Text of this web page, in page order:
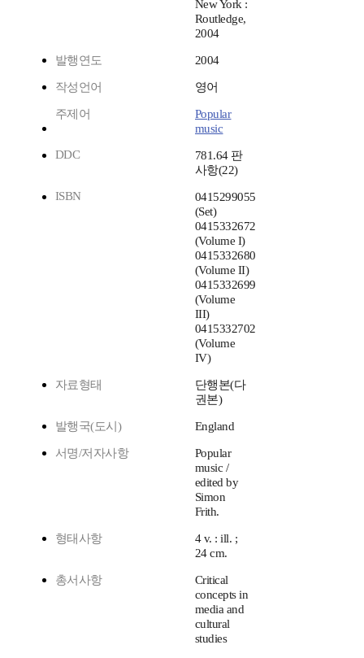
New York :
Routledge,
2004
발행연도 2004
작성언어 영어
주제어
Popular
music
DDC
781.64 판
사항(22)
ISBN
0415299055
(Set)
0415332672
(Volume I)
0415332680
(Volume II)
0415332699
(Volume
III)
0415332702
(Volume
IV)
자료형태
단행본(다
권본)
발행국(도시) England
서명/저자사항
Popular
music /
edited by
Simon
Frith.
형태사항
4 v. : ill. ;
24 cm.
총서사항
Critical
concepts in
media and
cultural
studies